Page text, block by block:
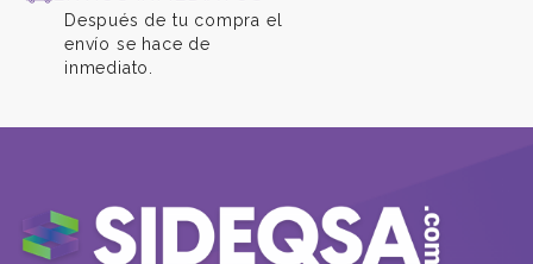
Después de tu compra el
envío se hace de
inmediato.